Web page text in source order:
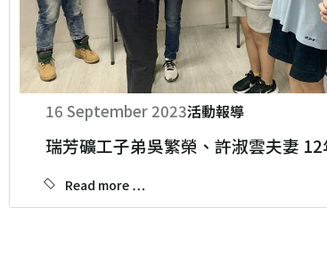
16 September 2023活動報導
瑞芳礦工子弟吳繁榮、許淑雲夫妻 12
Read more …